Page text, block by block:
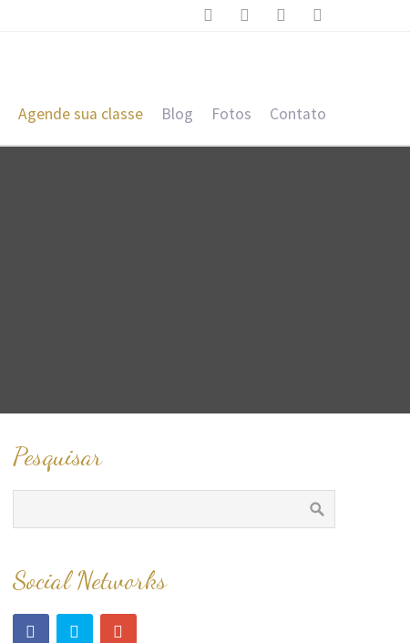
   
Agende sua classe Blog Fotos Contato
Pesquisar
Social Networks